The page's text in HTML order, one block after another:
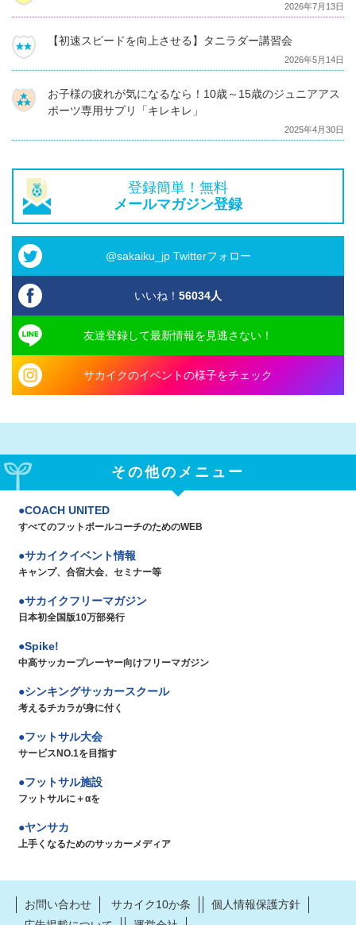
2026年7月13日
【初速スピードを向上させる】タニラダー講習会
2026年5月14日
お子様の疲れが気になるなら！10歳～15歳のジュニアアス
ポーツ専用サプリ「キレキレ」
2025年4月30日
登録簡単！無料
メールマガジン登録
@sakaiku_jp Twitterフォロー
いいね！ 56034人
友達登録して最新情報を見逃さない！
サカイクのイベントの様子をチェック
その他のメニュー
COACH UNITED
すべてのフットボールコーチのためのWEB
サカイクイベント情報
キャンプ、合宿大会、セミナー等
サカイクフリーマガジン
日本初全国版10万部発行
Spike!
中高サッカープレーヤー向けフリーマガジン
シンキングサッカースクール
考えるチカラが身に付く
フットサル大会
サービスNO.1を目指す
フットサル施設
フットサルに＋αを
ヤンサカ
上手くなるためのサッカーメディア
お問い合わせ サカイク10か条
個人情報保護方針